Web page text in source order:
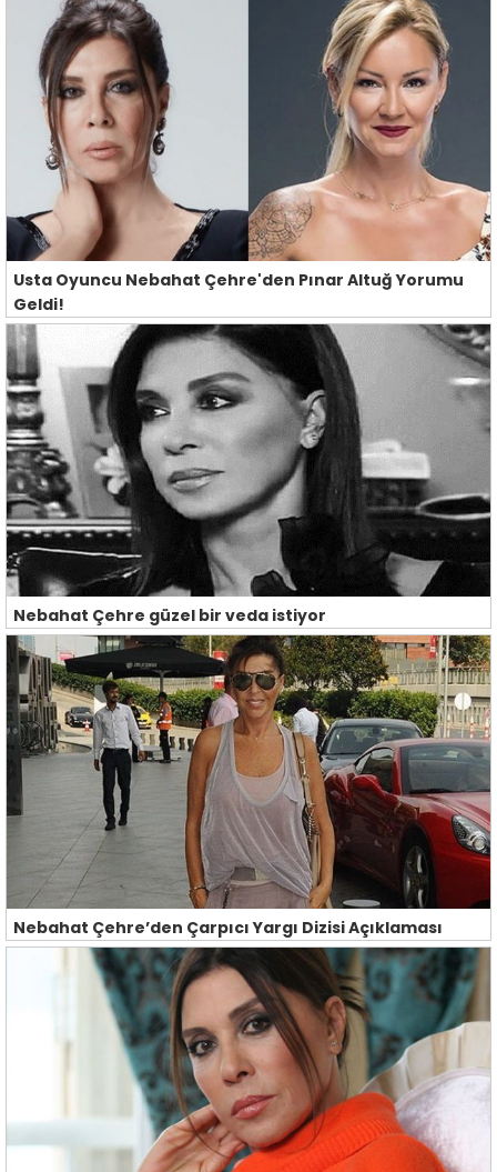
Usta Oyuncu Nebahat Çehre'den Pınar Altuğ Yorumu
Geldi!
Nebahat Çehre güzel bir veda istiyor
Nebahat Çehre’den Çarpıcı Yargı Dizisi Açıklaması